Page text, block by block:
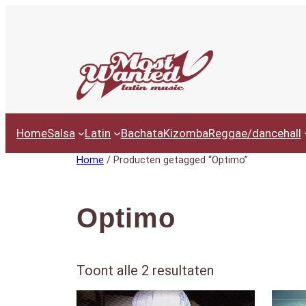
HomeSalsa Latin BachataKizombaReggae/dancehall
Home / Producten getagged “Optimo”
Optimo
Toont alle 2 resultaten
e